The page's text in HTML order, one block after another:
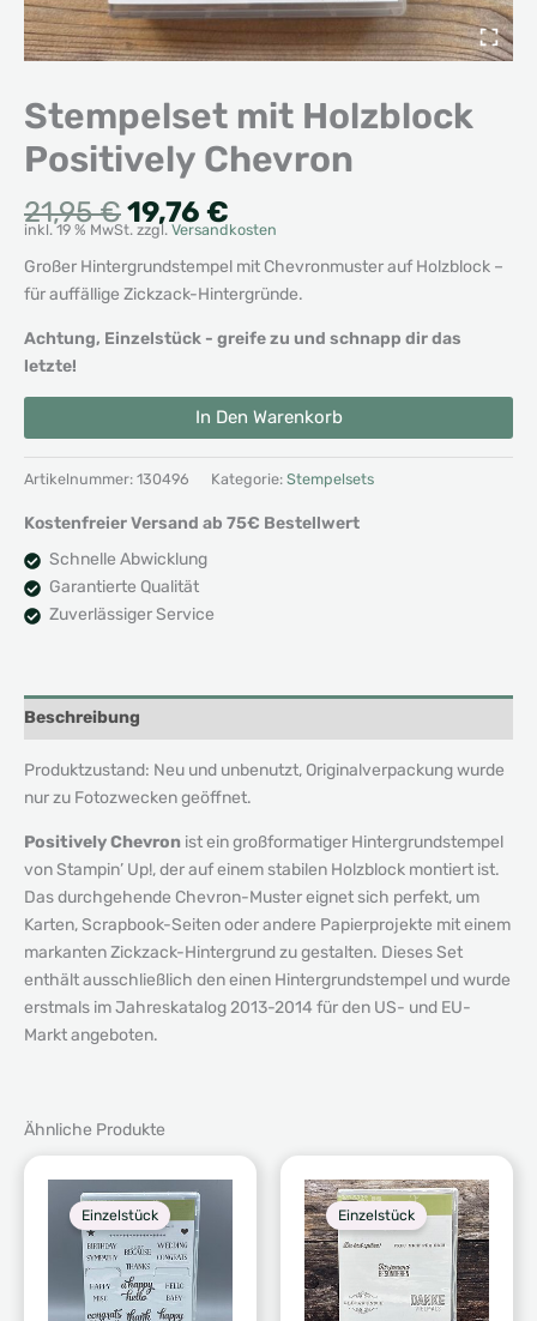
Stempelset mit Holzblock
Positively Chevron
21,95€Ursprünglicher
Preis
war:
21,95 €
19,76 €
Preis
ist:
19,76 €.
inkl. 19 % MwSt. zzgl. Versandkosten
Großer Hintergrundstempel mit Chevronmuster auf Holzblock –
für auffällige Zickzack-Hintergründe.
Achtung, Einzelstück - greife zu und schnapp dir das
letzte!
Stempelset
Positively
Menge
In Den Warenkorb
Alternative:
Artikelnummer: 130496 Kategorie: Stempelsets
Kostenfreier Versand ab 75€ Bestellwert
Schnelle Abwicklung
Garantierte Qualität
Zuverlässiger Service
Beschreibung
Produktzustand: Neu und unbenutzt, Originalverpackung wurde
nur zu Fotozwecken geöffnet.
Positively Chevron ist ein großformatiger Hintergrundstempel
von Stampin’ Up!, der auf einem stabilen Holzblock montiert ist.
Das durchgehende Chevron-Muster eignet sich perfekt, um
Karten, Scrapbook-Seiten oder andere Papierprojekte mit einem
markanten Zickzack-Hintergrund zu gestalten. Dieses Set
enthält ausschließlich den einen Hintergrundstempel und wurde
erstmals im Jahreskatalog 2013-2014 für den US- und EU-
Markt angeboten.
Ähnliche Produkte
Einzelstück Einzelstück